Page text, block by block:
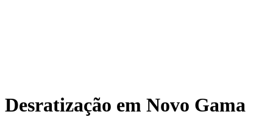
Desratização em Novo Gama